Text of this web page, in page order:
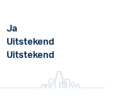
Ja
Uitstekend
Uitstekend